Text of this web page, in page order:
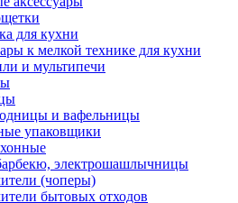
для кухни
к мелкой технике для кухни
и мультипечи
и вафельницы
упаковщики
электрошашлычницы
(чоперы)
бытовых отходов